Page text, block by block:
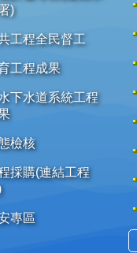
)
工程全民督工
工程成果
下水道系統工程
檢核
採購(連結工程
專區